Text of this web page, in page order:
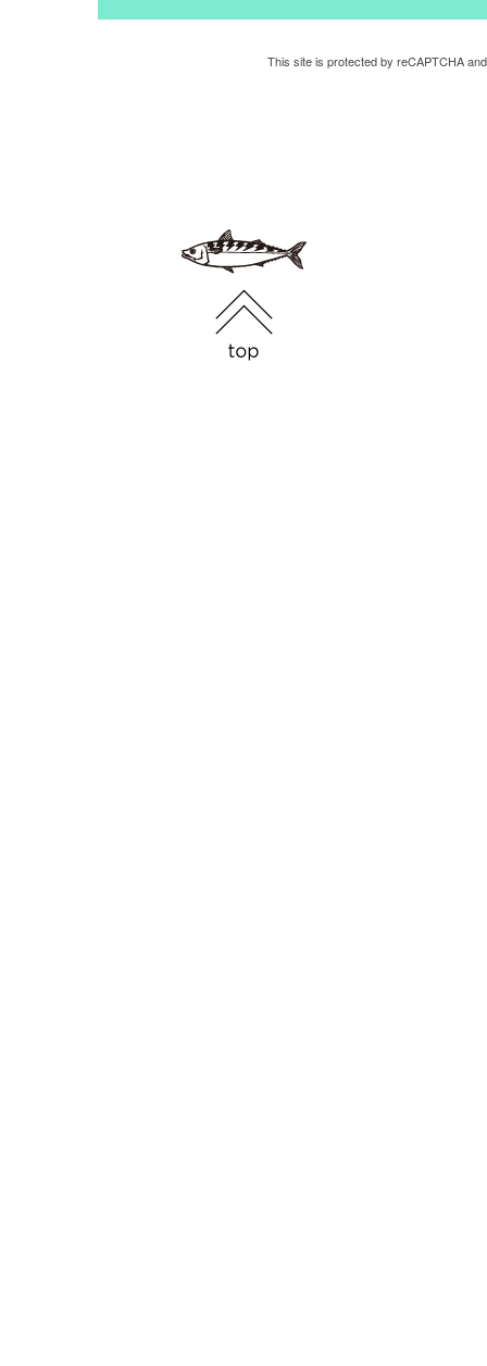
This site is protected by reCAPTCHA